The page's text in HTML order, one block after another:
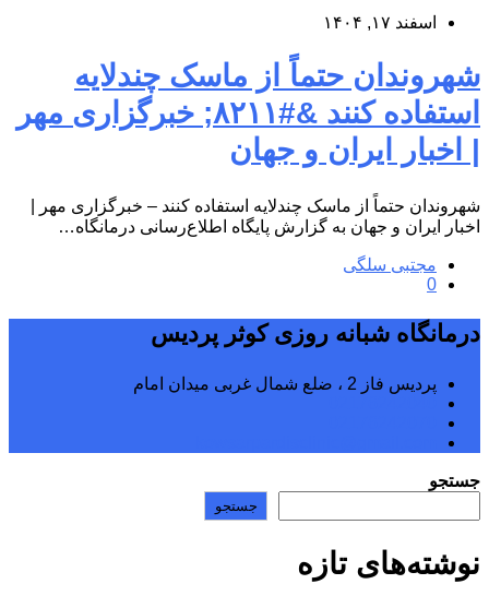
اسفند ۱۷, ۱۴۰۴
شهروندان حتماً از ماسک چندلایه
استفاده کنند &#۸۲۱۱; خبرگزاری مهر
| اخبار ایران و جهان
شهروندان حتماً از ماسک چندلایه استفاده کنند – خبرگزاری مهر |
اخبار ایران و جهان به گزارش پایگاه اطلاع‌رسانی درمانگاه…
مجتبی سلگی
0
درمانگاه شبانه روزی کوثر پردیس
پردیس فاز 2 ، ضلع شمال غربی میدان امام
جستجو
جستجو
نوشته‌های تازه